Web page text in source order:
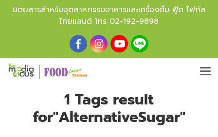
นิตยสารสำหรับอุตสาหกรรมอาหารและเครื่องดื่ม ฟู้ด โฟกัส
ไทยแลนด์ โทร 02-192-9898
1 Tags result
for"AlternativeSugar"